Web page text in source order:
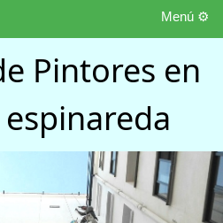
Menú ⚙️
Pintores en